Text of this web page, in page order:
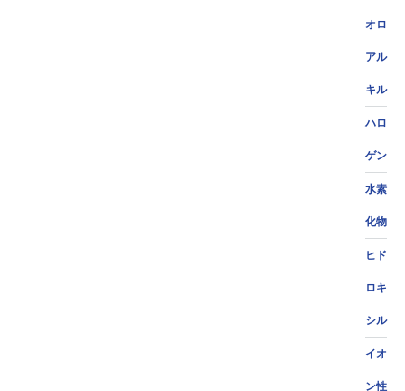
オロ
アル
キル
ハロ
ゲン
水素
化物
ヒド
ロキ
シル
イオ
ン性